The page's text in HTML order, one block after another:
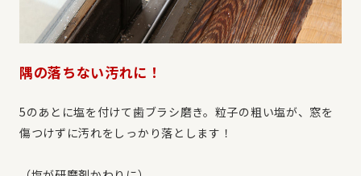
隅の落ちない汚れに！
5のあとに塩を付けて歯ブラシ磨き。粒子の粗い塩が、窓を
傷つけずに汚れをしっかり落とします！